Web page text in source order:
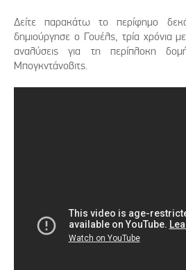
Δείτε παρακάτω το περίφημο
δημιούργησε ο Γουέλς, τρία χρόνια
αναλύσεις για τη περίπλοκη
Μπογκντάνοβιτς.